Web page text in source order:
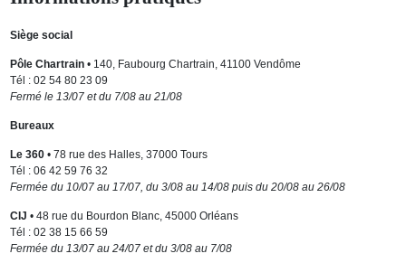
Siège social
Pôle Chartrain• 140, Faubourg Chartrain, 41100 Vendôme
Tél : 02 54 80 23 09
Fermé le 13/07 et du 7/08 au 21/08
Bureaux
Le 360• 78 rue des Halles, 37000 Tours
Tél : 06 42 59 76 32
Fermée du 10/07 au 17/07, du 3/08 au 14/08 puis du 20/08 au 26/08
CIJ • 48 rue du Bourdon Blanc, 45000 Orléans
Tél : 02 38 15 66 59
Fermée du 13/07 au 24/07 et du 3/08 au 7/08